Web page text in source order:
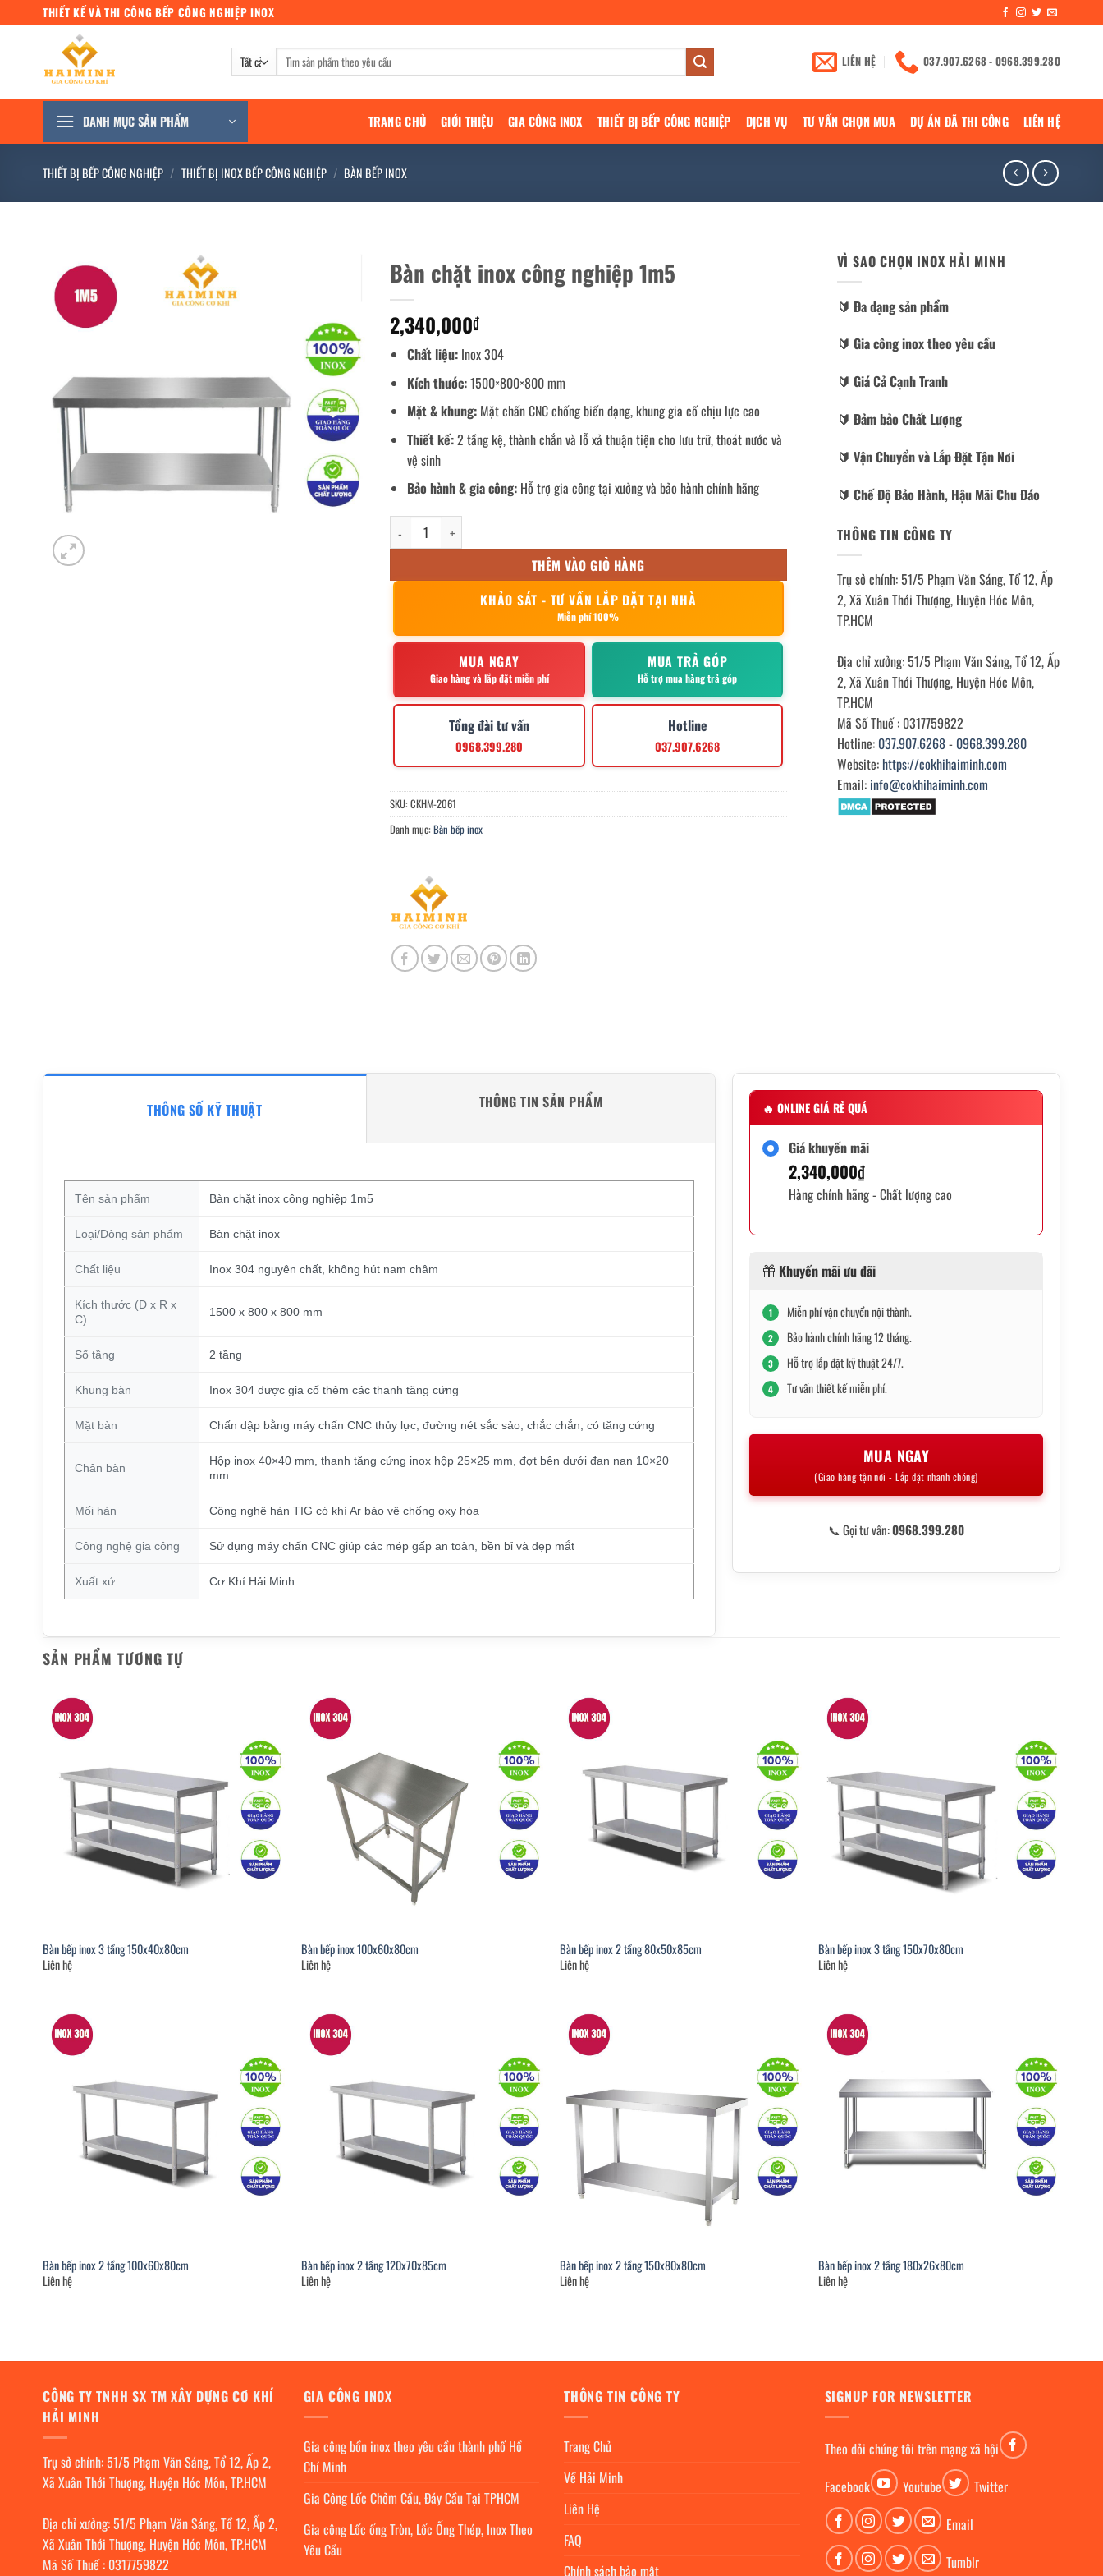
qua
THIẾT KẾ VÀ THI CÔNG BẾP CÔNG NGHIỆP INOX
Tìm
kiếm:
LIÊN HỆ 037.907.6268 - 0968.399.280
DANH MỤC SẢN PHẨM TRANG CHỦ GIỚI THIỆU GIA CÔNG INOX THIẾT BỊ BẾP CÔNG NGHIỆP DỊCH VỤ TƯ VẤN CHỌN MUA DỰ ÁN ĐÃ THI CÔNG LIÊN HỆ
THIẾT BỊ BẾP CÔNG NGHIỆP / THIẾT BỊ INOX BẾP CÔNG NGHIỆP / BÀN BẾP INOX
Bàn chặt inox công nghiệp 1m5
2,340,000₫
Chất liệu: Inox 304
Kích thước:1500×800×800 mm
Mặt & khung: Mặt chấn CNC chống biến dạng, khung gia cố chịu lực cao
Thiết kế:2 tầng kệ, thành chắn và lỗ xả thuận tiện cho lưu trữ, thoát nước và
vệ sinh
Bảo hành & gia công: Hỗ trợ gia công tại xưởng và bảo hành chính hãng
Bàn chặt inox công nghiệp 1m5 số lượng
THÊM VÀO GIỎ HÀNG
KHẢO SÁT - TƯ VẤN LẮP ĐẶT TẠI NHÀ
Miễn phí 100%
MUA NGAY
Giao hàng và lắp đặt miễn phí
MUA TRẢ GÓP
Hỗ trợ mua hàng trả góp
Tổng đài tư vấn
0968.399.280
Hotline
037.907.6268
SKU:CKHM-2061
Danh mục:Bàn bếp inox
VÌ SAO CHỌN INOX HẢI MINH
🔰️ Đa dạng sản phẩm
🔰️ Gia công inox theo yêu cầu
🔰️ Giá Cả Cạnh Tranh
🔰️ Đảm bảo Chất Lượng
🔰️ Vận Chuyển và Lắp Đặt Tận Nơi
🔰️ Chế Độ Bảo Hành, Hậu Mãi Chu Đáo
THÔNG TIN CÔNG TY
Trụ sở chính: 51/5 Phạm Văn Sáng, Tổ 12, Ấp
2, Xã Xuân Thới Thượng, Huyện Hóc Môn,
TP.HCM
Địa chỉ xưởng: 51/5 Phạm Văn Sáng, Tổ 12, Ấp
2, Xã Xuân Thới Thượng, Huyện Hóc Môn,
TP.HCM
Mã Số Thuế : 0317759822
Hotline: 037.907.6268- 0968.399.280
Website: https://cokhihaiminh.com
Email: info@cokhihaiminh.com
THÔNG SỐ KỸ THUẬT THÔNG TIN SẢN PHẨM
Tên sản phẩm Bàn chặt inox công nghiệp 1m5
Loại/Dòng sản phẩm Bàn chặt inox
Chất liệu Inox 304 nguyên chất, không hút nam châm
Kích thước (D x R x
C)
1500 x 800 x 800 mm
Số tầng 2 tầng
Khung bàn Inox 304 được gia cố thêm các thanh tăng cứng
Mặt bàn Chấn dập bằng máy chấn CNC thủy lực, đường nét sắc sảo, chắc chắn, có tăng cứng
Chân bàn
Hộp inox 40×40 mm, thanh tăng cứng inox hộp 25×25 mm, đợt bên dưới đan nan 10×20
mm
Mối hàn Công nghệ hàn TIG có khí Ar bảo vệ chống oxy hóa
Công nghệ gia công Sử dụng máy chấn CNC giúp các mép gấp an toàn, bền bỉ và đẹp mắt
Xuất xứ Cơ Khí Hải Minh
🔥 ONLINE GIÁ RẺ QUÁ
Giá khuyến mãi
2,340,000₫
Hàng chính hãng - Chất lượng cao
Khuyến mãi ưu đãi
1 Miễn phí vận chuyển nội thành.
2 Bảo hành chính hãng 12 tháng.
3 Hỗ trợ lắp đặt kỹ thuật 24/7.
4 Tư vấn thiết kế miễn phí.
MUA NGAY
(Giao hàng tận nơi - Lắp đặt nhanh chóng)
📞 Gọi tư vấn:0968.399.280
SẢN PHẨM TƯƠNG TỰ
Bàn bếp inox 3 tầng 150x40x80cm
Liên hệ
Bàn bếp inox 100x60x80cm
Liên hệ
Bàn bếp inox 2 tầng 80x50x85cm
Liên hệ
Bàn bếp inox 3 tầng 150x70x80cm
Liên hệ
Bàn bếp inox 2 tầng 100x60x80cm
Liên hệ
Bàn bếp inox 2 tầng 120x70x85cm
Liên hệ
Bàn bếp inox 2 tầng 150x80x80cm
Liên hệ
Bàn bếp inox 2 tầng 180x26x80cm
Liên hệ
CÔNG TY TNHH SX TM XÂY DỰNG CƠ KHÍ
HẢI MINH
Trụ sở chính: 51/5 Phạm Văn Sáng, Tổ 12, Ấp 2,
Xã Xuân Thới Thượng, Huyện Hóc Môn, TP.HCM
Địa chỉ xưởng: 51/5 Phạm Văn Sáng, Tổ 12, Ấp 2,
Xã Xuân Thới Thượng, Huyện Hóc Môn, TP.HCM
Mã Số Thuế : 0317759822
GIA CÔNG INOX
Gia công bồn inox theo yêu cầu thành phố Hồ
Chí Minh
Gia Công Lốc Chỏm Cầu, Đáy Cầu Tại TPHCM
Gia công Lốc ống Tròn, Lốc Ống Thép, Inox Theo
Yêu Cầu
THÔNG TIN CÔNG TY
Trang Chủ
Về Hải Minh
Liên Hệ
FAQ
Chính sách bảo mật
SIGNUP FOR NEWSLETTER
Theo dỏi chúng tôi trên mạng xã hội
Facebook
Youtube
Twitter
Email
Tumblr